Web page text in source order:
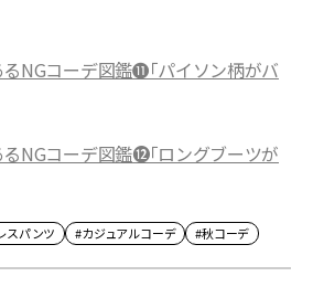
NGコーデ図鑑⓫「パイソン柄がバ
NGコーデ図鑑⓬「ロングブーツが
スパンツ #カジュアルコーデ #秋コーデ